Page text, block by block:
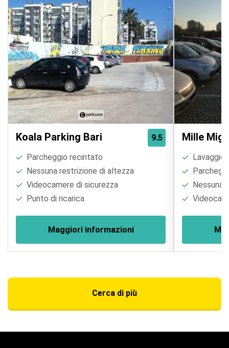
9.5
Koala Parking Bari
Parcheggio recintato
Nessuna restrizione di altezza
Videocamere di sicurezza
Punto di ricarica
Maggiori informazioni
Mille
Lavaggio
Nessuna
Cerca di più